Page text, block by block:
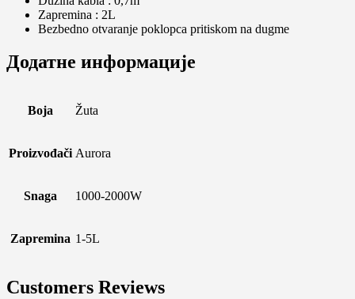
Zapremina : 2L
Bezbedno otvaranje poklopca pritiskom na dugme
Додатне информације
Boja Žuta
Proizvođači Aurora
Snaga 1000-2000W
Zapremina 1-5L
Customers Reviews